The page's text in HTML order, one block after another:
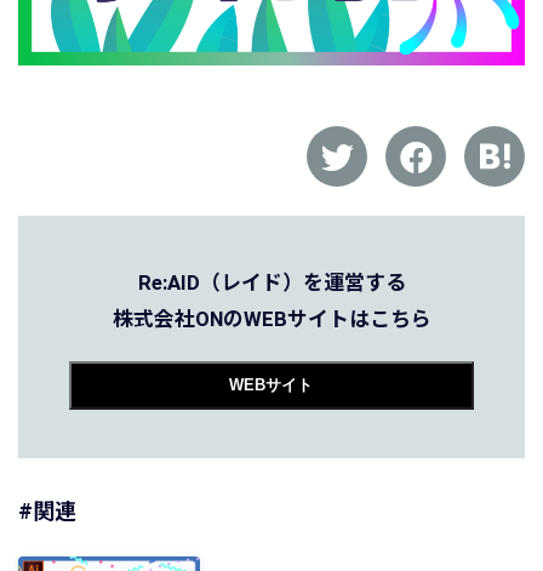
Re:AID（レイド）を運営する
株式会社ONのWEBサイトはこちら
WEBサイト
#関連